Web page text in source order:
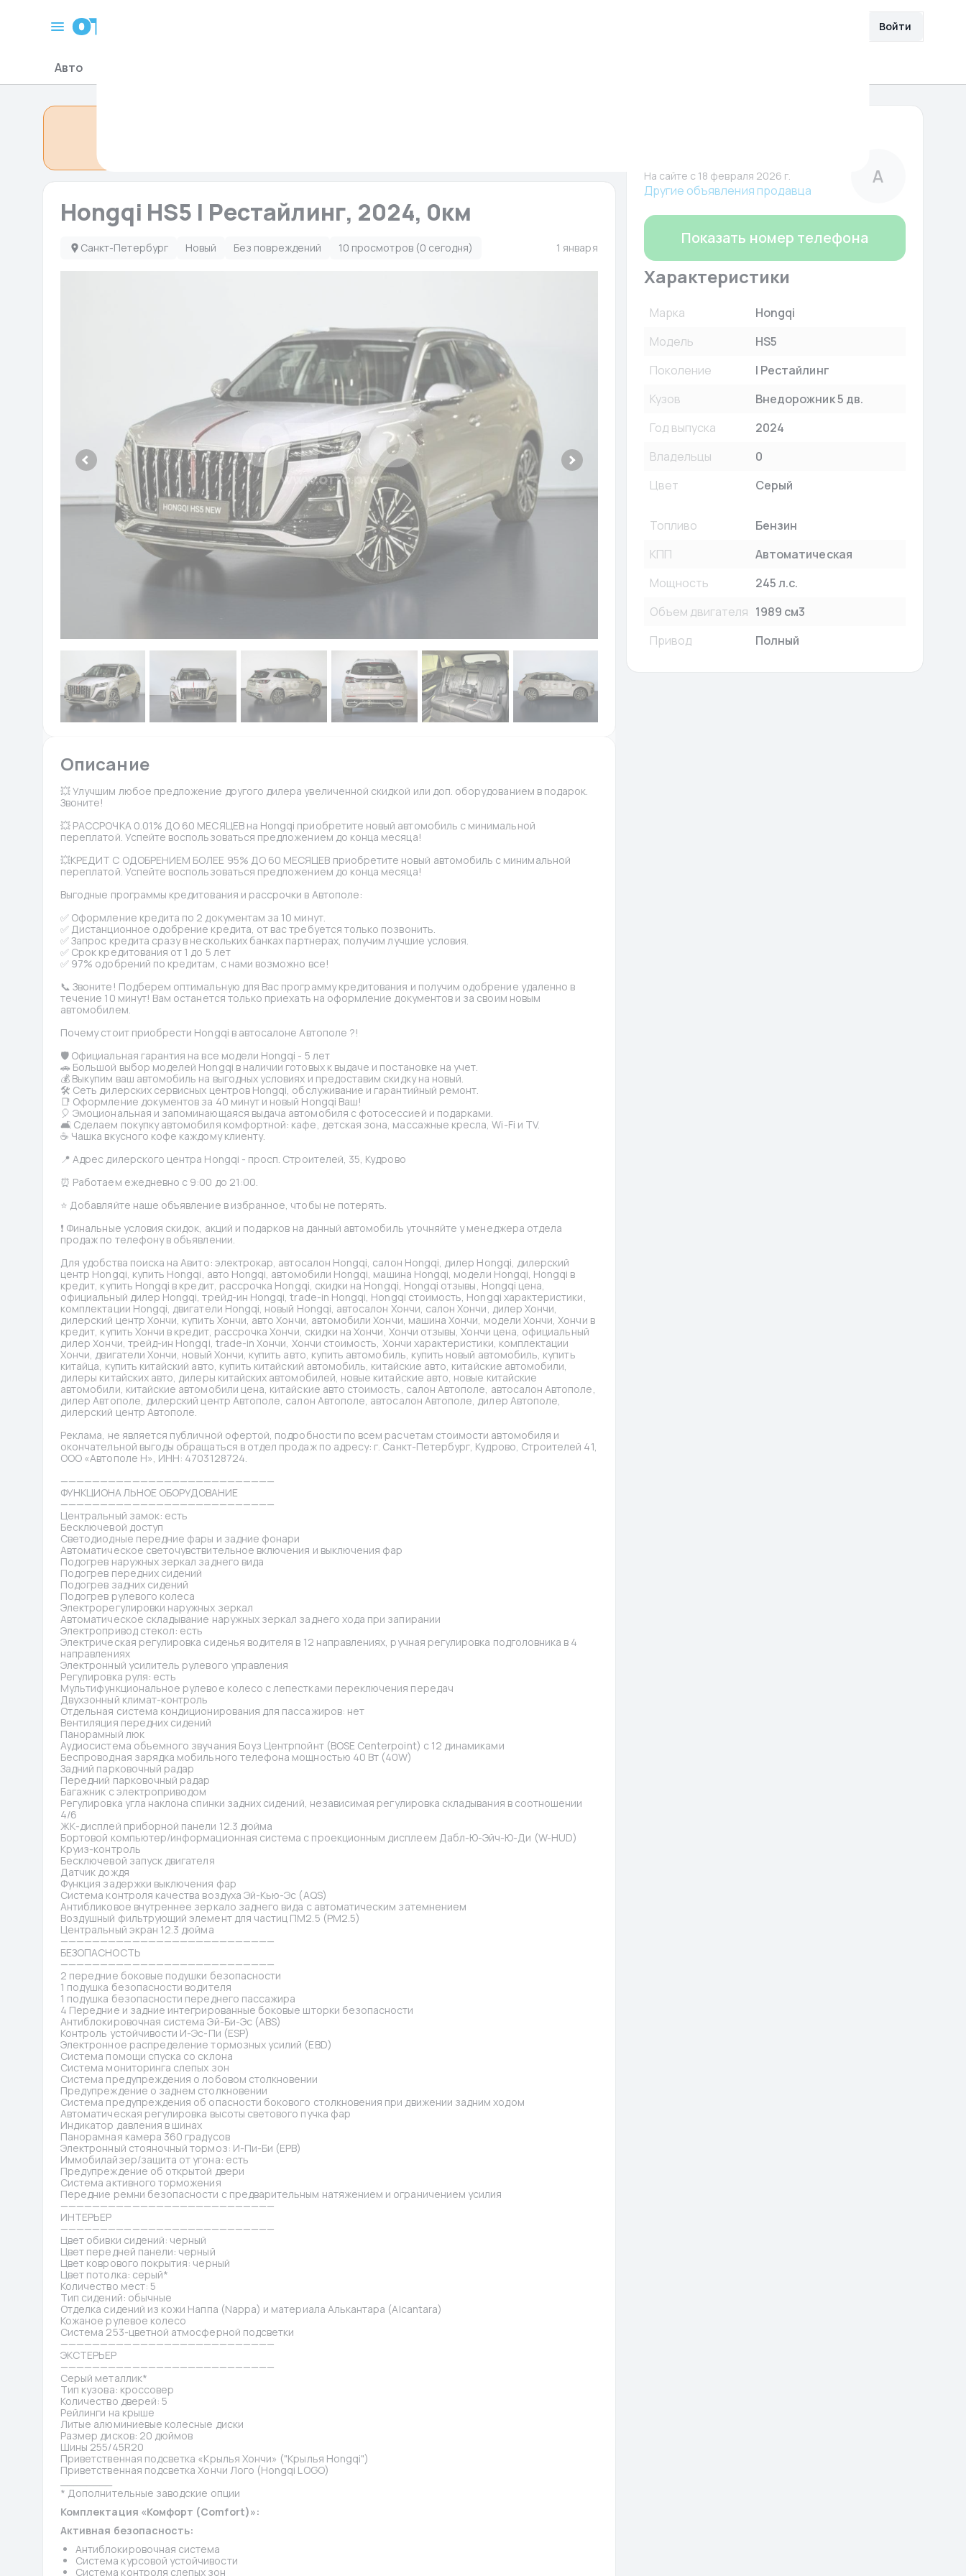
Войти
Авто
Hongqi HS5 I Рестайлинг, 2024, 0км
Санкт-Петербург Новый Без повреждений 10 просмотров (0 сегодня) 1 января
Описание
💥 Улучшим любое предложение другого дилера увеличенной скидкой или доп. оборудованием в подарок.
Звоните!
💥 РАССРОЧКА 0.01% ДО 60 МЕСЯЦЕВ на Hongqi приобретите новый автомобиль с минимальной
переплатой. Успейте воспользоваться предложением до конца месяца!
💥КРЕДИТ С ОДОБРЕНИЕМ БОЛЕЕ 95% ДО 60 МЕСЯЦЕВ приобретите новый автомобиль с минимальной
переплатой. Успейте воспользоваться предложением до конца месяца!
Выгодные программы кредитования и рассрочки в Автополе:
✅ Оформление кредита по 2 документам за 10 минут.
✅ Дистанционное одобрение кредита, от вас требуется только позвонить.
✅ Запрос кредита сразу в нескольких банках партнерах, получим лучшие условия.
✅ Срок кредитования от 1 до 5 лет
✅ 97% одобрений по кредитам, с нами возможно все!
📞 Звоните! Подберем оптимальную для Вас программу кредитования и получим одобрение удаленно в
течение 10 минут! Вам останется только приехать на оформление документов и за своим новым
автомобилем.
Почему стоит приобрести Hongqi в автосалоне Автополе ?!
🛡 Официальная гарантия на все модели Hongqi - 5 лет
🚗 Большой выбор моделей Hongqi в наличии готовых к выдаче и постановке на учет.
💰 Выкупим ваш автомобиль на выгодных условиях и предоставим скидку на новый.
🛠 Сеть дилерских сервисных центров Hongqi, обслуживание и гарантийный ремонт.
📑 Оформление документов за 40 минут и новый Hongqi Ваш!
🎈 Эмоциональная и запоминающаяся выдача автомобиля с фотосессией и подарками.
🛋 Сделаем покупку автомобиля комфортной: кафе, детская зона, массажные кресла, Wi-Fi и TV.
☕️ Чашка вкусного кофе каждому клиенту.
📍 Адрес дилерского центра Hongqi - просп. Строителей, 35, Кудрово
⏰ Работаем ежедневно с 9:00 до 21:00.
⭐️ Добавляйте наше объявление в избранное, чтобы не потерять.
❗️ Финальные условия скидок, акций и подарков на данный автомобиль уточняйте у менеджера отдела
продаж по телефону в объявлении.
Для удобства поиска на Авито: электрокар, автосалон Hongqi, салон Hongqi, дилер Hongqi, дилерский
центр Hongqi, купить Hongqi, авто Hongqi, автомобили Hongqi, машина Hongqi, модели Hongqi, Hongqi в
кредит, купить Hongqi в кредит, рассрочка Hongqi, скидки на Hongqi, Hongqi отзывы, Hongqi цена,
официальный дилер Hongqi, трейд-ин Hongqi, trade-in Hongqi, Hongqi стоимость, Hongqi характеристики,
комплектации Hongqi, двигатели Hongqi, новый Hongqi, автосалон Хончи, салон Хончи, дилер Хончи,
дилерский центр Хончи, купить Хончи, авто Хончи, автомобили Хончи, машина Хончи, модели Хончи, Хончи в
кредит, купить Хончи в кредит, рассрочка Хончи, скидки на Хончи, Хончи отзывы, Хончи цена, официальный
дилер Хончи, трейд-ин Hongqi, trade-in Хончи, Хончи стоимость, Хончи характеристики, комплектации
Хончи, двигатели Хончи, новый Хончи, купить авто, купить автомобиль, купить новый автомобиль, купить
китайца, купить китайский авто, купить китайский автомобиль, китайские авто, китайские автомобили,
дилеры китайских авто, дилеры китайских автомобилей, новые китайские авто, новые китайские
автомобили, китайские автомобили цена, китайские авто стоимость, салон Автополе, автосалон Автополе,
дилер Автополе, дилерский центр Автополе, салон Автополе, автосалон Автополе, дилер Автополе,
дилерский центр Автополе.
Реклама, не является публичной офертой, подробности по всем расчетам стоимости автомобиля и
окончательной выгоды обращаться в отдел продаж по адресу: г. Санкт-Петербург, Кудрово, Строителей 41,
ООО «Автополе Н», ИНН: 4703128724.
———————————————————————————
ФУНКЦИОНАЛЬНОЕ ОБОРУДОВАНИЕ
———————————————————————————
Центральный замок: есть
Бесключевой доступ
Светодиодные передние фары и задние фонари
Автоматическое светочувствительное включения и выключения фар
Подогрев наружных зеркал заднего вида
Подогрев передних сидений
Подогрев задних сидений
Подогрев рулевого колеса
Электрорегулировки наружных зеркал
Автоматическое складывание наружных зеркал заднего хода при запирании
Электропривод стекол: есть
Электрическая регулировка сиденья водителя в 12 направлениях, ручная регулировка подголовника в 4
направлениях
Электронный усилитель рулевого управления
Регулировка руля: есть
Мультифункциональное рулевое колесо с лепестками переключения передач
Двухзонный климат-контроль
Отдельная система кондиционирования для пассажиров: нет
Вентиляция передних сидений
Панорамный люк
Аудиосистема объемного звучания Боуз Центрпойнт (BOSE Centerpoint) с 12 динамиками
Беспроводная зарядка мобильного телефона мощностью 40 Вт (40W)
Задний парковочный радар
Передний парковочный радар
Багажник с электроприводом
Регулировка угла наклона спинки задних сидений, независимая регулировка складывания в соотношении
4/6
ЖК-дисплей приборной панели 12.3 дюйма
Бортовой компьютер/информационная система с проекционным дисплеем Дабл-Ю-Эйч-Ю-Ди (W-HUD)
Круиз-контроль
Бесключевой запуск двигателя
Датчик дождя
Функция задержки выключения фар
Система контроля качества воздуха Эй-Кью-Эс (AQS)
Антибликовое внутреннее зеркало заднего вида с автоматическим затемнением
Воздушный фильтрующий элемент для частиц ПМ2.5 (PM2.5)
Центральный экран 12.3 дюйма
———————————————————————————
БЕЗОПАСНОСТЬ
———————————————————————————
2 передние боковые подушки безопасности
1 подушка безопасности водителя
1 подушка безопасности переднего пассажира
4 Передние и задние интегрированные боковые шторки безопасности
Антиблокировочная система Эй-Би-Эс (ABS)
Контроль устойчивости И-Эс-Пи (ESP)
Электронное распределение тормозных усилий (EBD)
Система помощи спуска со склона
Система мониторинга слепых зон
Система предупреждения о лобовом столкновении
Предупреждение о заднем столкновении
Система предупреждения об опасности бокового столкновения при движении задним ходом
Автоматическая регулировка высоты светового пучка фар
Индикатор давления в шинах
Панорамная камера 360 градусов
Электронный стояночный тормоз: И-Пи-Би (EPB)
Иммобилайзер/защита от угона: есть
Предупреждение об открытой двери
Система активного торможения
Передние ремни безопасности с предварительным натяжением и ограничением усилия
———————————————————————————
ИНТЕРЬЕР
———————————————————————————
Цвет обивки сидений: черный
Цвет передней панели: черный
Цвет коврового покрытия: черный
Цвет потолка: серый*
Количество мест: 5
Тип сидений: обычные
Отделка сидений из кожи Наппа (Nappa) и материала Алькантара (Alcantara)
Кожаное рулевое колесо
Система 253-цветной атмосферной подсветки
———————————————————————————
ЭКСТЕРЬЕР
———————————————————————————
Серый металлик*
Тип кузова: кроссовер
Количество дверей: 5
Рейлинги на крыше
Литые алюминиевые колесные диски
Размер дисков: 20 дюймов
Шины 255/45R20
Приветственная подсветка «Крылья Хончи» ("Крылья Hongqi")
Приветственная подсветка Хончи Лого (Hongqi LOGO)
* Дополнительные заводские опции
Комплектация «Комфорт (Comfort)»:
Активная безопасность:
Антиблокировочная система
Система курсовой устойчивости
Система контроля слепых зон
На сайте c 18 февраля 2026 г.
Другие объявления продавца
А
Показать номер телефона
Характеристики
Марка
Hongqi
Модель
HS5
Поколение
I Рестайлинг
Кузов
Внедорожник 5 дв.
Год выпуска
2024
Владельцы
0
Цвет
Серый
Топливо
Бензин
КПП
Автоматическая
Мощность
245 л.с.
Объем двигателя 1989 см3
Привод
Полный